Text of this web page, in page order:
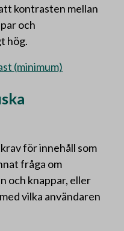
kontrasten mellan
och
hög.
(minimum)
för innehåll som
fråga om
och knappar, eller
vilka användaren